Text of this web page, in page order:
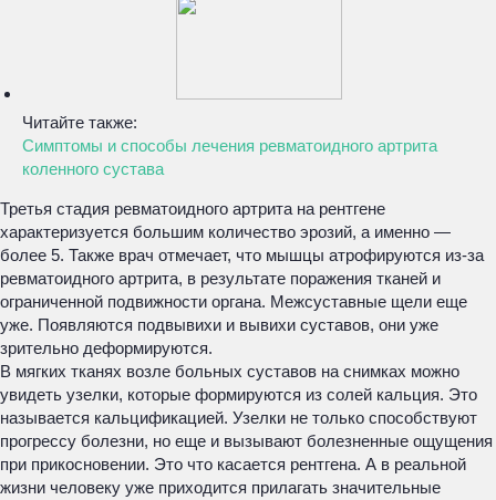
Читайте также:
Симптомы и способы лечения ревматоидного артрита
коленного сустава
Третья стадия ревматоидного артрита на рентгене
характеризуется большим количество эрозий, а именно —
более 5. Также врач отмечает, что мышцы атрофируются из-за
ревматоидного артрита, в результате поражения тканей и
ограниченной подвижности органа. Межсуставные щели еще
уже. Появляются подвывихи и вывихи суставов, они уже
зрительно деформируются.
В мягких тканях возле больных суставов на снимках можно
увидеть узелки, которые формируются из солей кальция. Это
называется кальцификацией. Узелки не только способствуют
прогрессу болезни, но еще и вызывают болезненные ощущения
при прикосновении. Это что касается рентгена. А в реальной
жизни человеку уже приходится прилагать значительные